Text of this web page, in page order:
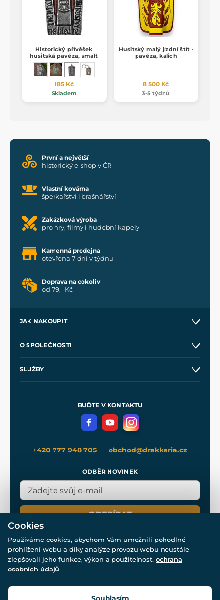
Historický přívěšek
husitská pavéza, smalt
185 Kč
Skladem
Husitský malý jízdní štít -
pavéza, kalich
8 500 Kč
3-5 týdnů
První a největší
historický e-shop v ČR
Vlastní kovárna
šperkařství i brašnářství
Zakázková výroba
pro hry, filmy i hudební kapely
Kamenná prodejna
otevřena 7 dní v týdnu
Doprava na cokoliv
od 79,- Kč
JAK NAKOUPIT
Velkoobchod
O SPOLEČNOSTI
SLUŽBY
Meče pro Kingdom Come
BUĎTE V KONTAKTU
+420 777 948 705 obchod@drakkaria.cz
ODBĚR NOVINEK
ODEBÍRAT
© Všechna práva vyhrazena. www.drakkaria.cz 2007-2026.
Cookies
Používáme cookies, abychom Vám umožnili pohodlné
prohlížení webu a díky analýze provozu webu neustále
zlepšovali jeho funkce, výkon a použitelnost. ochrana
osobních údajů
Souhlasím